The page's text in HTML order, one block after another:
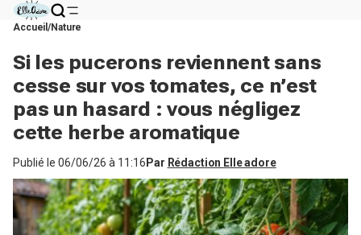
Accueil Nature
Si les pucerons reviennent sans
cesse sur vos tomates, ce n’est
pas un hasard : vous négligez
cette herbe aromatique
Publié le 06/06/26 à 11:16 Par Rédaction Elle adore